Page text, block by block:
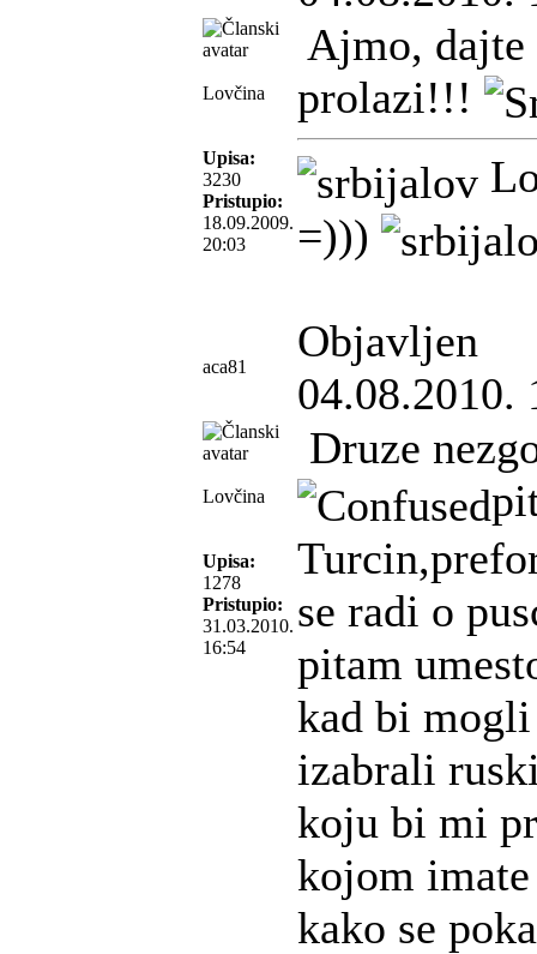
Lovčina
Upisa:
3230
Pristupio:
18.09.2009.
20:03
Ajmo, dajte
prolazi!!!
=)))
aca81
Objavljen
04.08.2010.
Lovčina
Upisa:
1278
Pristupio:
31.03.2010.
16:54
Druze
se radi o
pitam
kad bi
izabrali
koju bi mi
kojom
kako se